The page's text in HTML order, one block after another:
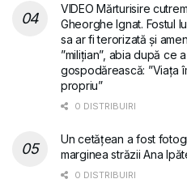
VIDEO Mărturisire
Gheorghe Ignat. Fostul
sa ar fi terorizată și
”milițian”, abia după ce
gospodărească: ”Viața
propriu”
0 DISTRIBUIRI
Un cetățean a fost
marginea străzii Ana
0 DISTRIBUIRI